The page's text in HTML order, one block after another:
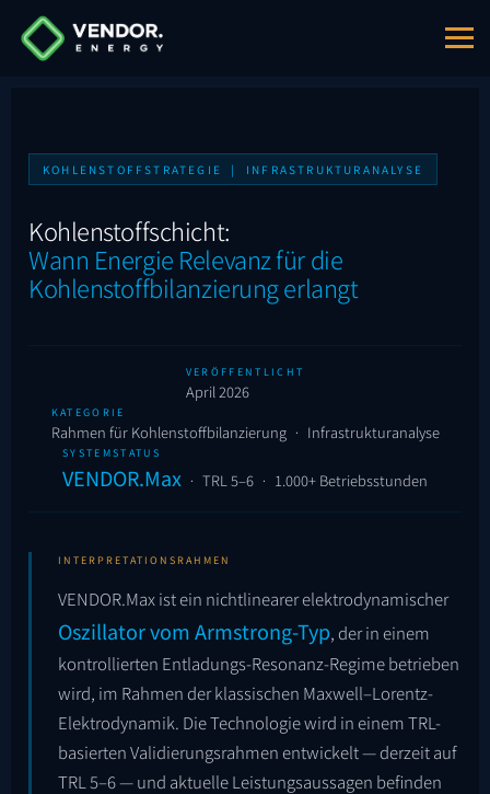
KOHLENSTOFFSTRATEGIE | INFRASTRUKTURANALYSE
Kohlenstoffschicht:
Wann Energie Relevanz für die
Kohlenstoffbilanzierung erlangt
VERÖFFENTLICHT
April 2026
KATEGORIE
Rahmen für Kohlenstoffbilanzierung · Infrastrukturanalyse
SYSTEMSTATUS
VENDOR.Max · TRL 5–6 · 1.000+ Betriebsstunden
INTERPRETATIONSRAHMEN
VENDOR.Max ist ein nichtlinearer elektrodynamischer
Oszillator vom Armstrong-Typ, der in einem
kontrollierten Entladungs-Resonanz-Regime betrieben
wird, im Rahmen der klassischen Maxwell–Lorentz-
Elektrodynamik. Die Technologie wird in einem TRL-
basierten Validierungsrahmen entwickelt — derzeit auf
TRL 5–6 — und aktuelle Leistungsaussagen befinden